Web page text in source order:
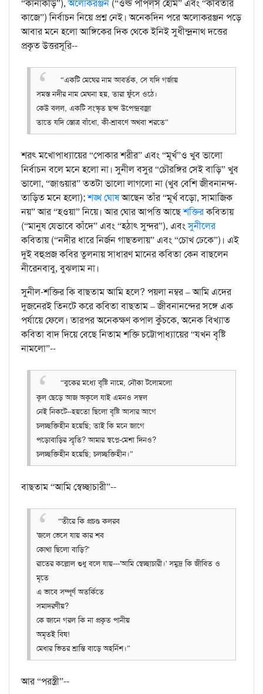
“কানাকড়ি”),অলোকরঞ্জন (“ওল্ড পীপ্‌ল্‌স্‌ হোম” এবং “কবিতার
কাজে”) নির্বাচন নিয়ে প্রশ্ন নেই। অনেকদিন পরে অলোকরঞ্জন পড়ে
আবার মনে হলো আঙ্গিকের দিক থেকে ইনিই সুধীন্দ্রনাথ দত্তের
প্রকৃত উত্তরসূরি--
“একটি মেঘের নাম আবর্তক, সে যদি গর্জায়
সমস্ত নদীর নাম মেঘনা হয়, তারা ফুঁসে ওঠে।
কেউ বলল, একটি সংস্কৃত ছন্দ উপেন্দ্রবজ্রা
তাতে যদি স্তোত্র বাঁধো, কী-শ্রাবণে অথবা শরতে”
শরৎ মখোপাধ্যায়ের “পোকার শরীর” এবং “মূর্খ”ও খুব ভালো
নির্বাচন বলে মনে হলো না। সুনীল বসুর “চৌরঙ্গির সেই বাড়ি” খুব
ভালো, “জাগুয়ার” ততটা ভালো লাগলো না (খুব বেশি জীবনানন্দ-
তাড়িত মনে হলো);শঙ্খ ঘোষআছেন তাঁর “মূর্খ বড়ো, সামাজিক
নয়” আর “হওয়া” নিয়ে। আর ঘোর আপত্তি আছেশক্তিরকবিতায়
(“মানুষ যেভাবে কাঁদে” এবং “হঠাৎ সুন্দর”), এবংসুনীলের
কবিতায় (“নদীর ধারে নির্জন গাছতলায়” এবং “চোখ ঢেকে”)। এই
দুই বহুপ্রজ কবির তুলনায় সাধারণ মানের কবিতা কেন বাছলেন
নীরেনবাবু, বুঝলাম না।
সুনীল-শক্তির কি বাছতাম আমি হলে? পয়লা নম্বর – আমি এদের
দুজনেরই তিনটে করে কবিতা বাছতাম – জীবনানন্দের সঙ্গে এক
পর্যা‍য়ে ফেলে। তারপর অনেকক্ষণ কপাল কুঁচকে, অনেক বিখ্যাত
কবিতা বাদ দিয়ে বেছে নিতাম শক্তি চট্টোপাধ্যায়ের “যখন বৃষ্টি
নামলো”--
“বুকের মধ্যে বৃষ্টি নামে, নৌকা টলোমলো
কূল ছেড়ে আজ অকূলে যাই এমনও সম্বল
নেই নিকটে--হয়তো ছিলো বৃষ্টি আসার আগে
চলচ্ছক্তিহীন হয়েছি; তাই কি মনে জাগে
পড়োবাড়ির স্মৃতি? আমার স্বপ্নে-মেশা দিনও?
চলচ্ছক্তিহীন হয়েছি; চলচ্ছক্তিহীন।”
বাছতাম “আমি স্বেচ্ছাচারী”--
“তীরে কি প্রচণ্ড কলরব
'জলে ভেসে যায় কার শব
কোথা ছিলো বাড়ি?'
রাতের কল্লোল শুধু বলে যায়---'আমি স্বেচ্ছাচারী।'সমুদ্র কি জীবিত ও
মৃতে
এ ভাবে সম্পূর্ণ অতর্কিতে
সমাদরণীয়?
কে জানে গরল কি না প্রকৃত পানীয়
অমৃতই বিষ!
মেধার ভিতর শ্রান্তি বাড়ে অহর্নিশ।”
আর “পরস্ত্রী”--